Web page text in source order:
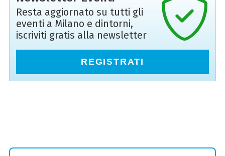
Resta aggiornato su tutti gli
eventi a Milano e dintorni,
iscriviti gratis alla newsletter
REGISTRATI